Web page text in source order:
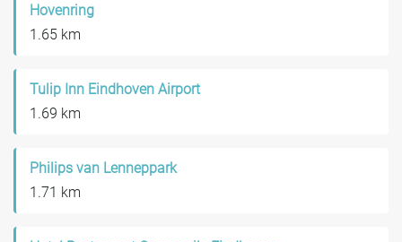
Hovenring
1.65 km
Tulip Inn Eindhoven Airport
1.69 km
Philips van Lenneppark
1.71 km